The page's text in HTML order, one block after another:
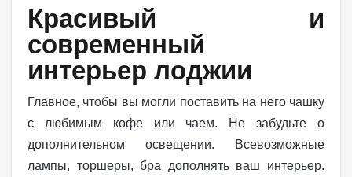
Красивый и
современный
интерьер лоджии
Главное, чтобы вы могли поставить на него чашку
с любимым кофе или чаем. Не забудьте о
дополнительном освещении. Всевозможные
лампы, торшеры, бра дополнять ваш интерьер.